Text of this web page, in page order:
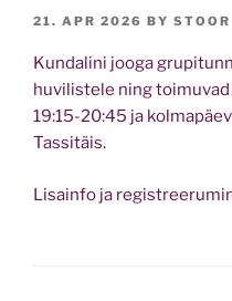
POSTED
21. APR 2026 BY STOOR
Kundalini jooga
huvilistele ning
19:15-20:45 ja
Tassitäis.
Lisainfo ja